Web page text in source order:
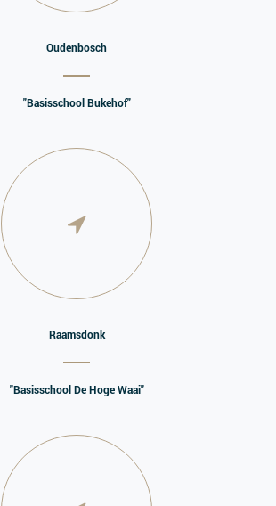
Oudenbosch
"Basisschool Bukehof"
Raamsdonk
"Basisschool De Hoge Waai"